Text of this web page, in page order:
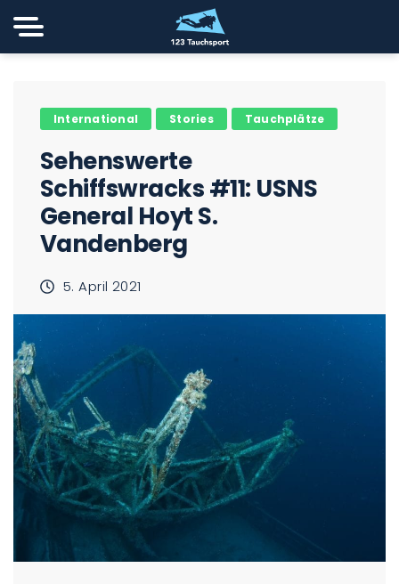
International Stories Tauchplätze
Sehenswerte
Schiffswracks #11: USNS
General Hoyt S.
Vandenberg
5. April 2021